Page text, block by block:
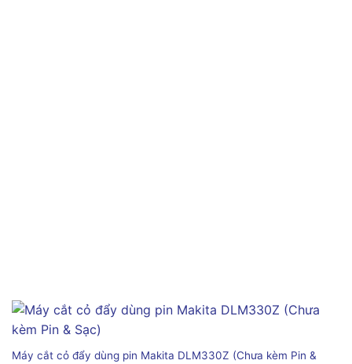
Máy cắt cỏ đẩy dùng pin Makita DLM330Z (Chưa kèm Pin &